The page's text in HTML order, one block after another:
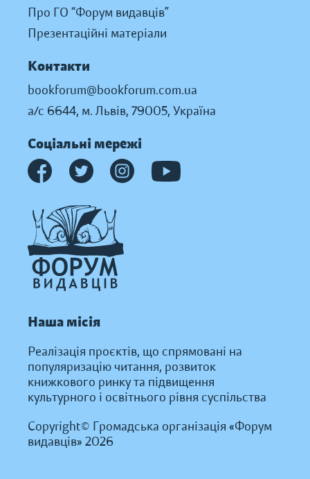
Про ГО “Форум видавців”
Презентаційні матеріали
Контакти
bookforum@bookforum.com.ua
а/с 6644, м. Львів, 79005, Україна
Соціальні мережі
Наша місія
Реалізація проєктів, що спрямовані на
популяризацію читання, розвиток
книжкового ринку та підвищення
культурного і освітнього рівня суспільства
Copyright© Громадська організація «Форум
видавців» 2026